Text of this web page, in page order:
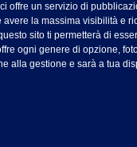
offre un servizio di
avere la massima visibilità e
sito ti permetterà di
ogni genere di opzione,
alla gestione e sarà a tua